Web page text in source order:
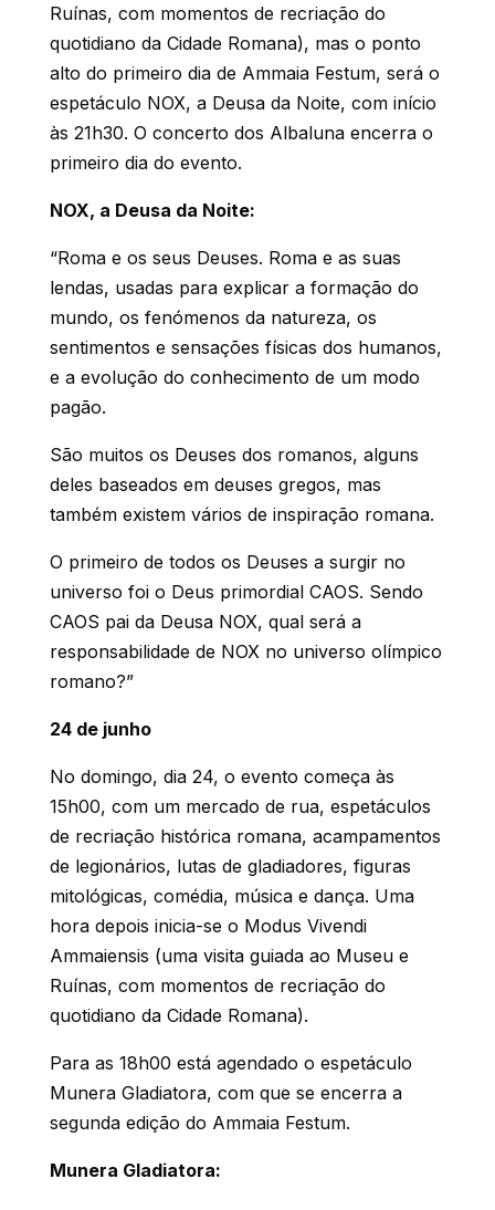
Ruínas, com momentos de recriação do
quotidiano da Cidade Romana), mas o ponto
alto do primeiro dia de Ammaia Festum, será o
espetáculo NOX, a Deusa da Noite, com início
às 21h30. O concerto dos Albaluna encerra o
primeiro dia do evento.
NOX, a Deusa da Noite:
“Roma e os seus Deuses. Roma e as suas
lendas, usadas para explicar a formação do
mundo, os fenómenos da natureza, os
sentimentos e sensações físicas dos humanos,
e a evolução do conhecimento de um modo
pagão.
São muitos os Deuses dos romanos, alguns
deles baseados em deuses gregos, mas
também existem vários de inspiração romana.
O primeiro de todos os Deuses a surgir no
universo foi o Deus primordial CAOS. Sendo
CAOS pai da Deusa NOX, qual será a
responsabilidade de NOX no universo olímpico
romano?”
24 de junho
No domingo, dia 24, o evento começa às
15h00, com um mercado de rua, espetáculos
de recriação histórica romana, acampamentos
de legionários, lutas de gladiadores, figuras
mitológicas, comédia, música e dança. Uma
hora depois inicia-se o Modus Vivendi
Ammaiensis (uma visita guiada ao Museu e
Ruínas, com momentos de recriação do
quotidiano da Cidade Romana).
Para as 18h00 está agendado o espetáculo
Munera Gladiatora, com que se encerra a
segunda edição do Ammaia Festum.
Munera Gladiatora: